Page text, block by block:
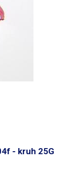
- kruh 25G